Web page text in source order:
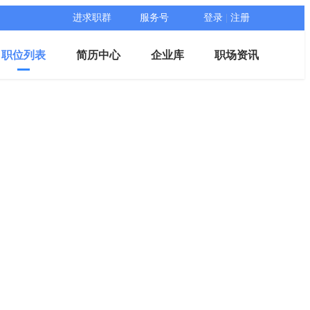
进求职群 服务号 登录 注册
职位列表 简历中心 企业库 职场资讯